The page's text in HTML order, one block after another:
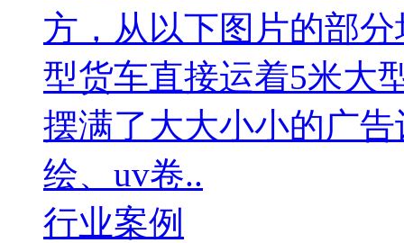
方，从以下图片的部
型货车直接运着5米大
摆满了大大小小的广
绘、uv卷..
行业案例